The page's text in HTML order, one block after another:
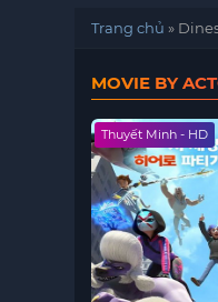
Trang chủ »
MOVIE BY
Thuyết Minh - HD